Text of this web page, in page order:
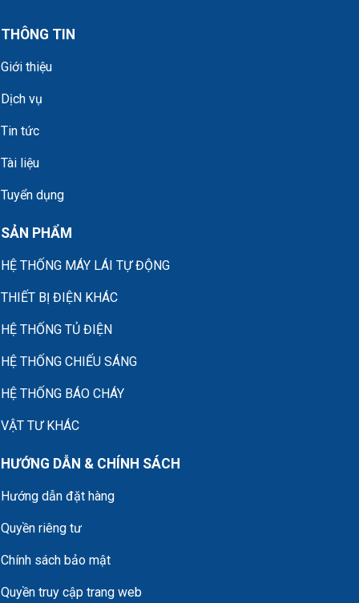
THÔNG TIN
Giới thiệu
Dịch vụ
Tin tức
Tài liệu
Tuyển dụng
SẢN PHẨM
HỆ THỐNG MÁY LÁI TỰ ĐỘNG
THIẾT BỊ ĐIỆN KHÁC
HỆ THỐNG TỦ ĐIỆN
HỆ THỐNG CHIẾU SÁNG
HỆ THỐNG BÁO CHÁY
VẬT TƯ KHÁC
HƯỚNG DẪN & CHÍNH SÁCH
Hướng dẫn đặt hàng
Quyền riêng tư
Chính sách bảo mật
Quyền truy cập trang web